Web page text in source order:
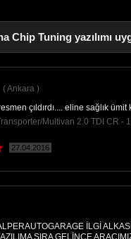
Chip Tuning yazılımı
Ankara
çıldırdı.... eline sağlık ümit
Multivan 2.0 TDI CR -
27.04.2016
İLGİ
SIRA GELİNCE